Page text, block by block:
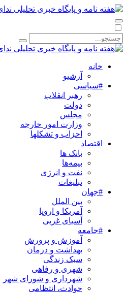
خانه
آرشیو
#سیاسی
رهبر انقلاب
دولت
مجلس
وزارت امور خارجه
احزاب و تشکلها
اقتصاد
بانک ها
بیمه‌ها
نفت و انرژی
تبلیغات
#جهان
بین الملل
آمریکا و اروپا
آسیای غربی
#جامعه
آموزش و پرورش
بهداشت و درمان
سبک زندگی
شهری و رفاهی
شهرداری و شورای شهر
حوادث، انتظامی